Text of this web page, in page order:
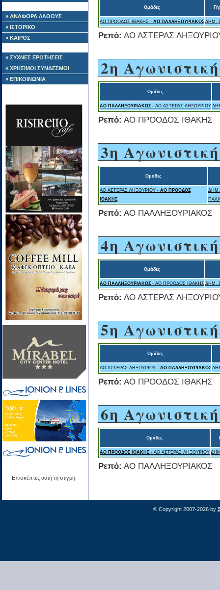
» ΑΝΑΦΟΡΑ ΛΑΘΟΥΣ
» ΙΣΤΟΡΙΚΟ
» ΚΑΙΡΟΣ
» ΣΥΧΝΕΣ ΕΡΩΤΗΣΕΙΣ
» ΧΡΗΣΙΜΟΙ ΣΥΝΔΕΣΜΟΙ
» ΕΠΙΚΟΙΝΩΝΙΑ
Επισκέπτες αυτή τη στιγμή:
Ομάδες
ΑΟ ΠΡΟΟΔΟΣ ΙΘΑΚΗΣ - ΑΟ ΠΑΛΛΗΞΟΥΡΙΑΚΟΣ ΔΗΜ.
Ρεπό: ΑΟ ΑΣΤΕΡΑΣ
2η Αγωνιστική
Ομάδες
ΑΟ ΠΑΛΛΗΞΟΥΡΙΑΚΟΣ- ΑΟ ΑΣΤΕΡΑΣ ΛΗΞΟΥΡΙΟΥ
Ρεπό: ΑΟ ΠΡΟΟΔΟΣ ΙΘΑΚΗΣ
3η Αγωνιστική
Ομάδες
ΑΟ ΑΣΤΕΡΑΣ ΛΗΞΟΥΡΙΟΥ - ΑΟ ΠΡΟΟΔΟΣ
ΙΘΑΚΗΣ
ΔΗΜ.
Ρεπό: ΑΟ ΠΑΛΛΗΞΟΥΡΙΑΚΟΣ
4η Αγωνιστική
Ομάδες
ΑΟ ΠΑΛΛΗΞΟΥΡΙΑΚΟΣ- ΑΟ ΠΡΟΟΔΟΣ ΙΘΑΚΗΣ ΔΗΜ.
Ρεπό: ΑΟ ΑΣΤΕΡΑΣ
5η Αγωνιστική
Ομάδες
ΑΟ ΑΣΤΕΡΑΣ ΛΗΞΟΥΡΙΟΥ - ΑΟ ΠΑΛΛΗΞΟΥΡΙΑΚΟΣ
Ρεπό: ΑΟ ΠΡΟΟΔΟΣ ΙΘΑΚΗΣ
6η Αγωνιστική
Ομάδες
ΑΟ ΠΡΟΟΔΟΣ ΙΘΑΚΗΣ- ΑΟ ΑΣΤΕΡΑΣ ΛΗΞΟΥΡΙΟΥ
Ρεπό: ΑΟ ΠΑΛΛΗΞΟΥΡΙΑΚΟΣ
© Copyright 2007-2026 by